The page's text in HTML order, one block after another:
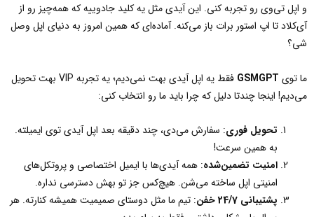
و اپل تی‌وی رو تجربه کنی. این آیدی مثل یه کلید جادوییه که همه‌چیز رو از
آی‌کلاد تا اپ استور برات باز می‌کنه. آماده‌ای که همین امروز به دنیای اپل وصل
شی؟
ما توی GSMGPT
فقط یه اپل آیدی بهت نمی‌دیم؛ یه تجربه VIP بهت تحویل
می‌دیم! اینجا چندتا دلیل که چرا باید ما رو انتخاب کنی:
تحویل فوری: سفارش می‌دی، چند دقیقه بعد اپل آیدی توی ایمیلته.
به همین سرعت!
امنیت تضمین‌شده: همه آیدی‌ها با ایمیل اختصاصی و پروتکل‌های
امنیتی اپل ساخته می‌شن. هیچ‌کس جز تو بهش دسترسی نداره.
پشتیبانی 24/7 خفن
: تیم ما مثل دوستای صمیمیت همیشه کنارته. هر